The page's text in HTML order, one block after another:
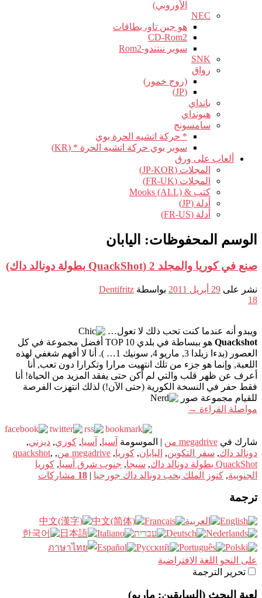
الأوروبي)
NEC
هو جين تاو، بطاقات
CD-Rom2
سوبر ننتندو-Rom2
SNK
رواق
(روج خمور)
(JP)
بانداي
هيونداي
سامسونج
* حركة اتشيه الحرة بوي
سوبر بوي حركة اتشيه الحرة * (KR)
ألعاب على ورق
المجلات (JP-KOR)
المجلات (FR-UK)
كتب & Mooks (ALL)
أدلة (JP)
أدلة (FR-US)
الوسم المحفوظات: اليابان
صنع في كوريا والمجلد 2 (QuackShot بطولة دونالد داك)
نشر على 29 أبريل 2011 بواسطة Dentifritz
18
ويبدو أنه عندما كنت تحب ذلك لا تعول…
Quackshot
هو ببساطة في بلدي TOP 10 أفضل مجموعة في كل
العصور (بدءا زيلدا 3, ماريو 4, سونيك 1… ). أنا لا أفهم شغفي لهذه
اللعبة, وإنما هو جزء من تلك انتهيت مرارا وتكرارا دون تعب, أنا
أعرف عن ظهر قلب والتي لم أكن حتى يفقد المزيد من الحياة! أنا
فقط حفر في النسخة الكورية (حتى الآن!) لذلك انتهزت الفرصة
للقيام مجموعة صور
مواصلة القراءة →
شارك في megadrive من | الموسومة آسيا, آسيا, كوري, ديزني,
دونالد داك, سفر التكوين, اليابان, كوريا, megadrive من ,
quackshot,
QuackShot بطولة دونالد داك
, سيجا, جنوب شرق آسيا, كوريا
الجنوبية, كنوز الملك بحب دونالد داك جورجيا |
18 مشاركات
ترجمة
على النحو اللغة الافتراضية
تحرير الترجمة
لعبة البحث (السابقين: ماريو)